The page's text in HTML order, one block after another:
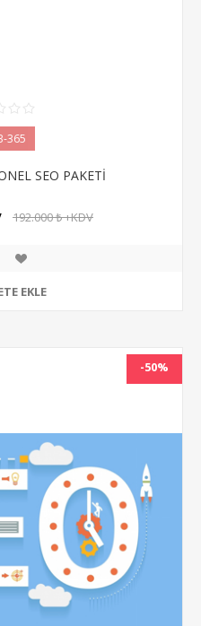
365
SEO PAKETİ
192.000 ₺ +KDV
EKLE
-50%